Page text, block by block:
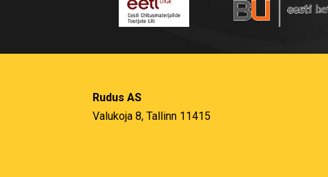
Rudus AS
Valukoja 8, Tallinn 11415